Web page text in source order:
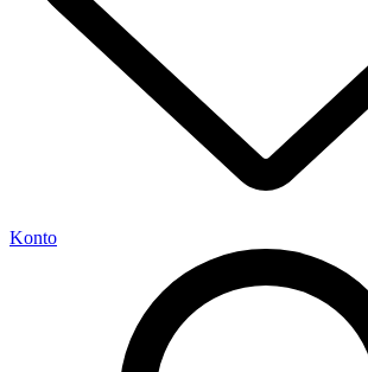
Konto